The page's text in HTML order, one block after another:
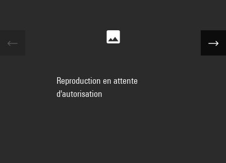
Reproduction en attente
d'autorisation